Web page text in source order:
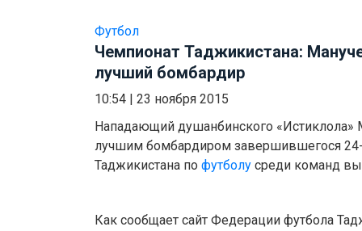
Футбол
Чемпионат Таджикистана:
лучший бомбардир
10:54
23 ноября 2015
Нападающий душанбинского «Истиклола»
лучшим бомбардиром завершившегося 24-
Таджикистана по футболу среди команд
Как сообщает сайт Федерации футбола